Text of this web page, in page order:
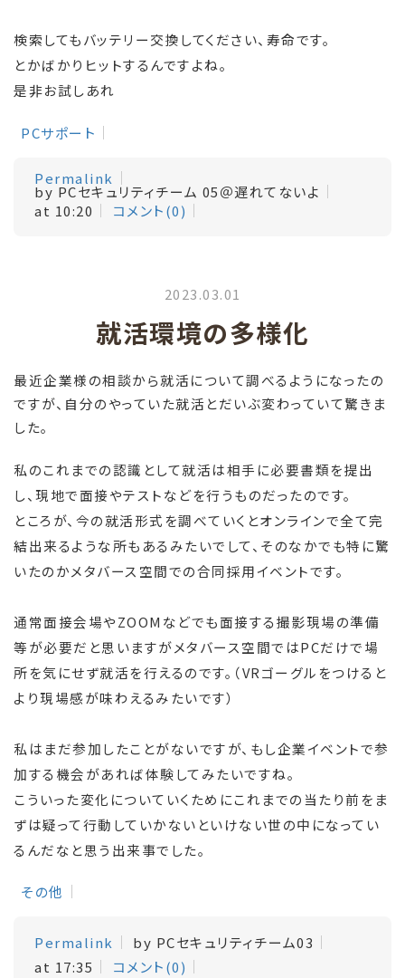
検索してもバッテリー交換してください、寿命です。
とかばかりヒットするんですよね。
是非お試しあれ
PCサポート
Permalink
by PCセキュリティチーム 05＠遅れてないよ
at 10:20
コメント(0)
2023.03.01
就活環境の多様化
最近企業様の相談から就活について調べるようになったの
ですが、自分のやっていた就活とだいぶ変わっていて驚きま
した。
私のこれまでの認識として就活は相手に必要書類を提出
し、現地で面接やテストなどを行うものだったのです。
ところが、今の就活形式を調べていくとオンラインで全て完
結出来るような所もあるみたいでして、そのなかでも特に驚
いたのかメタバース空間での合同採用イベントです。
通常面接会場やZOOMなどでも面接する撮影現場の準備
等が必要だと思いますがメタバース空間ではPCだけで場
所を気にせず就活を行えるのです。（VRゴーグルをつけると
より現場感が味わえるみたいです）
私はまだ参加したことがないですが、もし企業イベントで参
加する機会があれば体験してみたいですね。
こういった変化についていくためにこれまでの当たり前をま
ずは疑って行動していかないといけない世の中になってい
るんだなと思う出来事でした。
その他
Permalink
by PCセキュリティチーム03
at 17:35
コメント(0)